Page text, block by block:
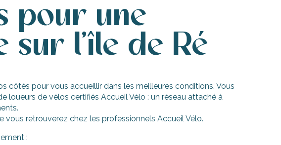
pour une
sur l'île de Ré
côtés pour vous accueillir dans les meilleures conditions. Vous
loueurs de vélos certifiés Accueil Vélo : un réseau attaché à
retrouverez chez les professionnels Accueil Vélo.
: